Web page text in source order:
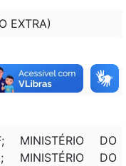
EXTRA)
MINISTÉRIO DO
MINISTÉRIO DO